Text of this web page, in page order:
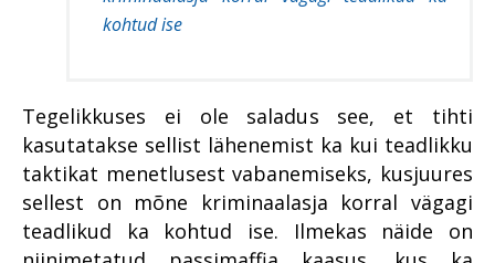
kohtud ise
Tegelikkuses ei ole saladus see, et tihti
kasutatakse sellist lähenemist ka kui teadlikku
taktikat menetlusest vabanemiseks, kusjuures
sellest on mõne kriminaalasja korral vägagi
teadlikud ka kohtud ise. Ilmekas näide on